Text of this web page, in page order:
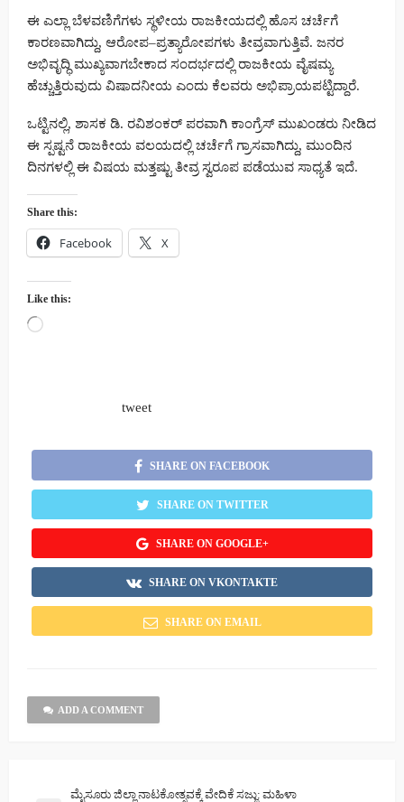
ಈ ಎಲ್ಲಾ ಬೆಳವಣಿಗೆಗಳು ಸ್ಥಳೀಯ ರಾಜಕೀಯದಲ್ಲಿ ಹೊಸ ಚರ್ಚೆಗೆ
ಕಾರಣವಾಗಿದ್ದು, ಆರೋಪ–ಪ್ರತ್ಯಾರೋಪಗಳು ತೀವ್ರವಾಗುತ್ತಿವೆ. ಜನರ
ಅಭಿವೃದ್ಧಿ ಮುಖ್ಯವಾಗಬೇಕಾದ ಸಂದರ್ಭದಲ್ಲಿ ರಾಜಕೀಯ ವೈಷಮ್ಯ
ಹೆಚ್ಚುತ್ತಿರುವುದು ವಿಷಾದನೀಯ ಎಂದು ಕೆಲವರು ಅಭಿಪ್ರಾಯಪಟ್ಟಿದ್ದಾರೆ.
ಒಟ್ಟಿನಲ್ಲಿ, ಶಾಸಕ ಡಿ. ರವಿಶಂಕರ್ ಪರವಾಗಿ ಕಾಂಗ್ರೆಸ್ ಮುಖಂಡರು ನೀಡಿದ
ಈ ಸ್ಪಷ್ಟನೆ ರಾಜಕೀಯ ವಲಯದಲ್ಲಿ ಚರ್ಚೆಗೆ ಗ್ರಾಸವಾಗಿದ್ದು, ಮುಂದಿನ
ದಿನಗಳಲ್ಲಿ ಈ ವಿಷಯ ಮತ್ತಷ್ಟು ತೀವ್ರ ಸ್ವರೂಪ ಪಡೆಯುವ ಸಾಧ್ಯತೆ ಇದೆ.
Share this:
Facebook X
Like this:
Loading…
tweet
SHARE ON FACEBOOK
SHARE ON TWITTER
SHARE ON GOOGLE+
SHARE ON VKONTAKTE
SHARE ON EMAIL
ADD A COMMENT
ಮೈಸೂರು ಜಿಲ್ಲಾ ನಾಟಕೋತ್ಸವಕ್ಕೆ ವೇದಿಕೆ ಸಜ್ಜು: ಮಹಿಳಾ